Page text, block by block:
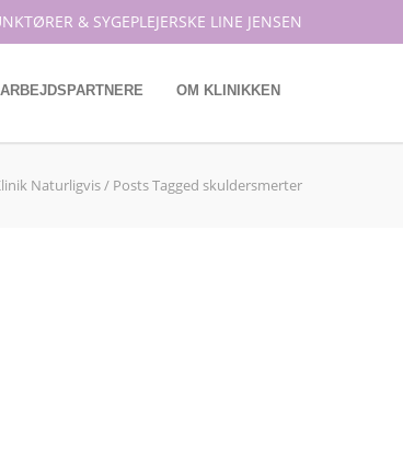
& SYGEPLEJERSKE LINE JENSEN
OM KLINIKKEN
Naturligvis/ Posts Tagged skuldersmerter